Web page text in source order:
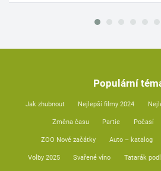
Populární
Jak zhubnout Nejlepší filmy 2024
Změna času Partie Počasí
ZOO Nové začátky Auto – katalog
Volby 2025 Svařené víno Tatarák